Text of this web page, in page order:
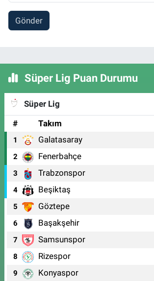
Gönder
Süper Lig Puan Durumu
Süper Lig
#
Takım
1 Galatasaray
2 Fenerbahçe
3 Trabzonspor
4 Beşiktaş
5 Göztepe
6 Başakşehir
7 Samsunspor
8 Rizespor
9 Konyaspor